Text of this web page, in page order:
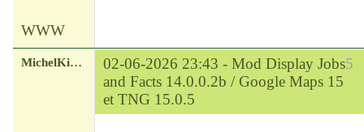
WWW
5
MichelKirsch 02-06-2026 23:43 - Mod Display Jobs
and Facts 14.0.0.2b / Google Maps 15
et TNG 15.0.5